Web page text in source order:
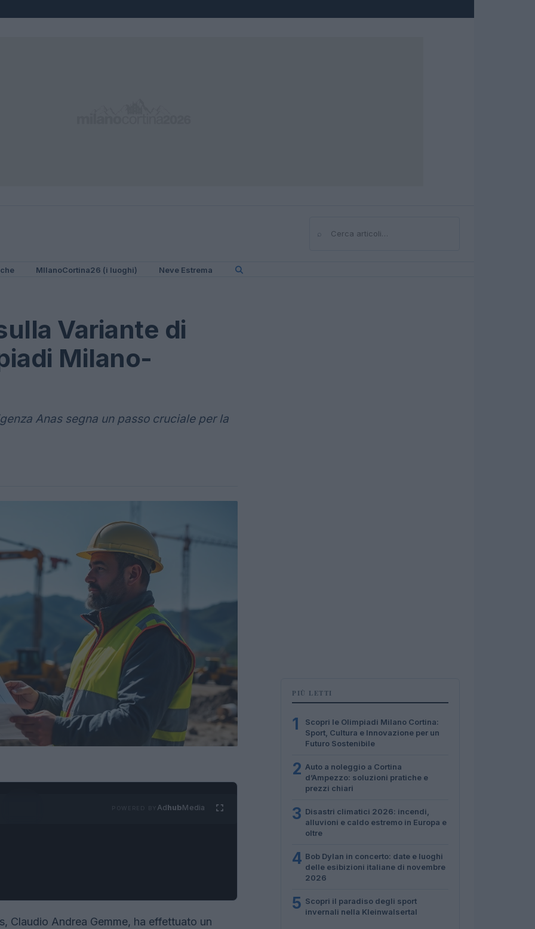
⌕Cerca
MIlanoCortina26 (i luoghi) Neve Estrema
Variante di
Milano-
Anas segna un passo cruciale per la
AdhubMedia
Claudio Andrea Gemme, ha effettuato un
PIÙ LETTI
1
Scopri le Olimpiadi Milano Cortina:
Sport, Cultura e Innovazione per un
Futuro Sostenibile
2 Auto a noleggio a Cortina
d’Ampezzo: soluzioni pratiche e
prezzi chiari
3 Disastri climatici 2026: incendi,
alluvioni e caldo estremo in Europa e
oltre
4 Bob Dylan in concerto: date e luoghi
delle esibizioni italiane di novembre
2026
5 Scopri il paradiso degli sport
invernali nella Kleinwalsertal